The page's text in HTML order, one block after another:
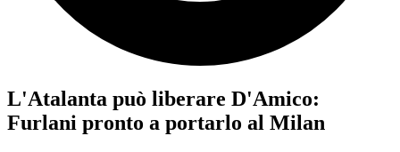
L'Atalanta può liberare D'Amico:
Furlani pronto a portarlo al Milan